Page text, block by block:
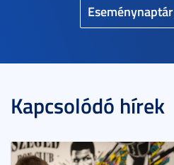
Eseménynaptár
Kapcsolódó hírek